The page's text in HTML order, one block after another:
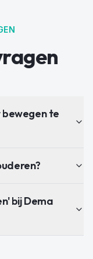
bewegen te
bij Dema